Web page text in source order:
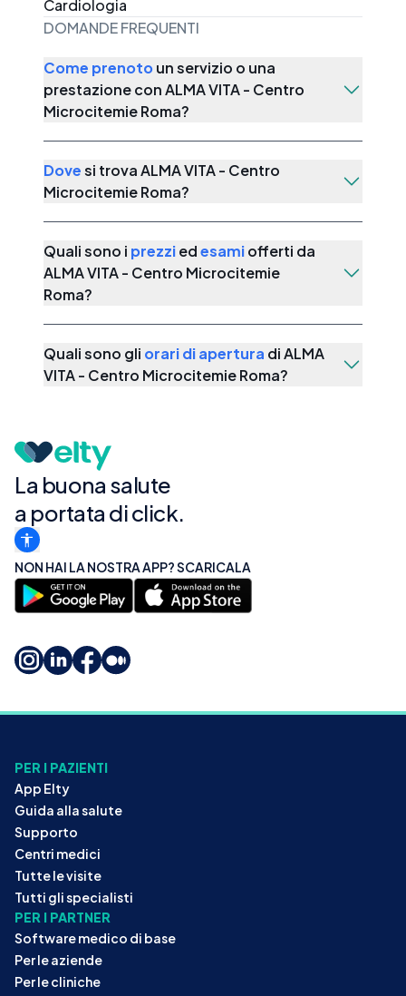
Cardiologia
DOMANDE FREQUENTI
Come prenotoun servizio o una
prestazione conALMA VITA - Centro
Microcitemie Roma?
Dovesi trovaALMA VITA - Centro
Microcitemie Roma?
Quali sono i prezziedesamiofferti da
ALMA VITA - Centro Microcitemie
Roma?
Quali sono gli orari di apertura diALMA
VITA - Centro Microcitemie Roma?
La buona salute
a portata di click.
NON HAI LA NOSTRA APP? SCARICALA
PER I PAZIENTI
App Elty
Guida alla salute
Supporto
Centri medici
Tutte le visite
Tutti gli specialisti
PER I PARTNER
Software medico di base
Per le aziende
Per le cliniche